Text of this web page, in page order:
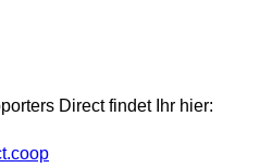
Direct findet Ihr hier: